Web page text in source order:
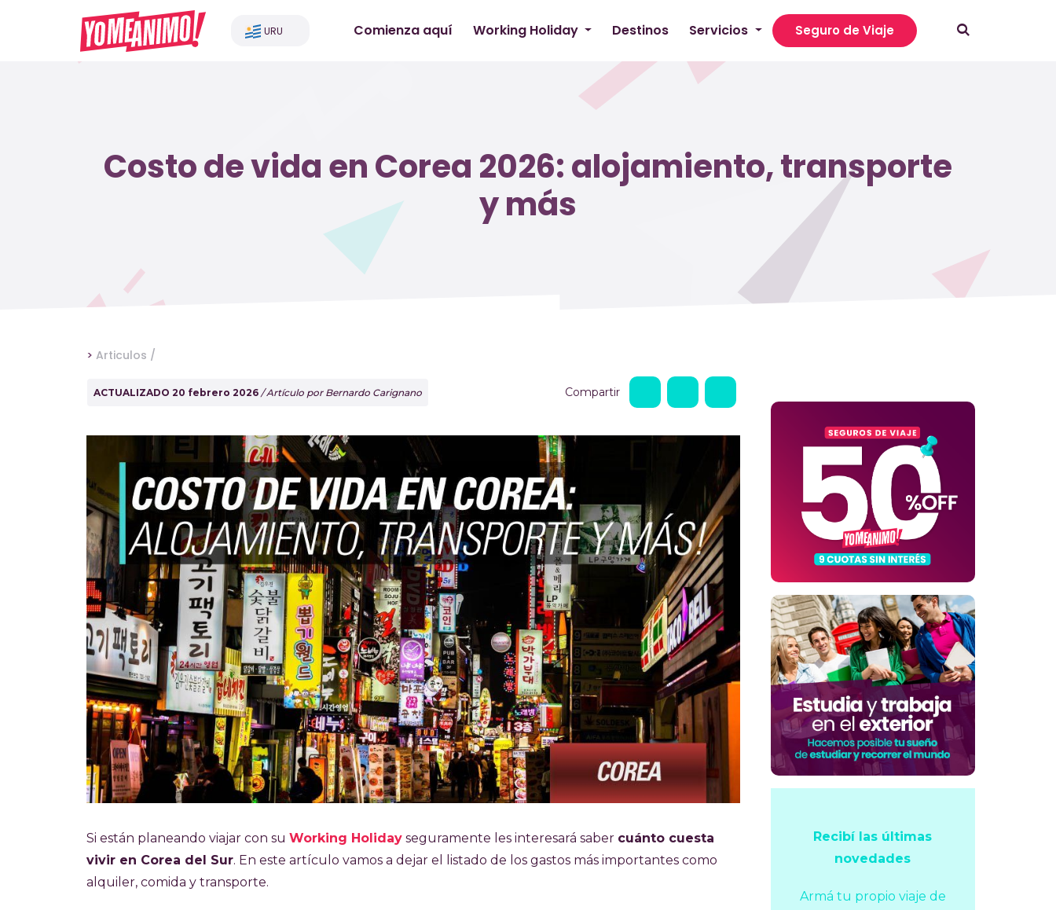
URU Comienza aquí Working Holiday Destinos Servicios Seguro de Viaje
Costo de vida en Corea 2026: alojamiento, transporte
y más
> Articulos /
ACTUALIZADO 20 febrero 2026 / Artículo por Bernardo Carignano Compartir
Si están planeando viajar con su Working Holiday seguramente les interesará saber cuánto cuesta
vivir en Corea del Sur. En este artículo vamos a dejar el listado de los gastos más importantes como
alquiler, comida y transporte.
Recibí las últimas
novedades
Armá tu propio viaje de